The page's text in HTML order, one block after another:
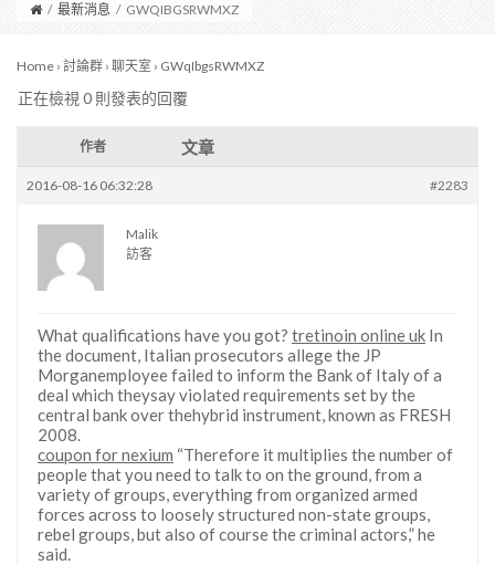
/ 最新消息 / GWQIBGSRWMXZ
Home › 討論群 › 聊天室 › GWqIbgsRWMXZ
正在檢視 0 則發表的回覆
作者 文章
2016-08-16 06:32:28 #2283
Malik
訪客
What qualifications have you got? tretinoin online uk In
the document, Italian prosecutors allege the JP
Morganemployee failed to inform the Bank of Italy of a
deal which theysay violated requirements set by the
central bank over thehybrid instrument, known as FRESH
2008.
coupon for nexium “Therefore it multiplies the number of
people that you need to talk to on the ground, from a
variety of groups, everything from organized armed
forces across to loosely structured non-state groups,
rebel groups, but also of course the criminal actors,” he
said.